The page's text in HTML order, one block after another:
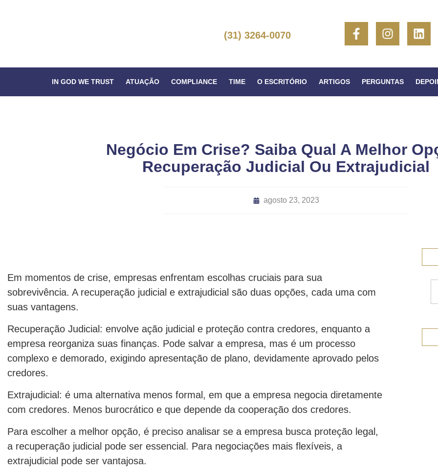
(31) 3264-0070
IN GOD WE TRUST ATUAÇÃO COMPLIANCE TIME O ESCRITÓRIO ARTIGOS PERGUNTAS
Negócio Em Crise? Saiba Qual A Melhor
Recuperação Judicial Ou Extrajudicial
agosto 23, 2023
Em momentos de crise, empresas enfrentam escolhas cruciais para sua
sobrevivência. A recuperação judicial e extrajudicial são duas opções, cada uma com
suas vantagens.
Recuperação Judicial: envolve ação judicial e proteção contra credores, enquanto a
empresa reorganiza suas finanças. Pode salvar a empresa, mas é um processo
complexo e demorado, exigindo apresentação de plano, devidamente aprovado pelos
credores.
Extrajudicial: é uma alternativa menos formal, em que a empresa negocia diretamente
com credores. Menos burocrático e que depende da cooperação dos credores.
Para escolher a melhor opção, é preciso analisar se a empresa busca proteção legal,
a recuperação judicial pode ser essencial. Para negociações mais flexíveis, a
extrajudicial pode ser vantajosa.